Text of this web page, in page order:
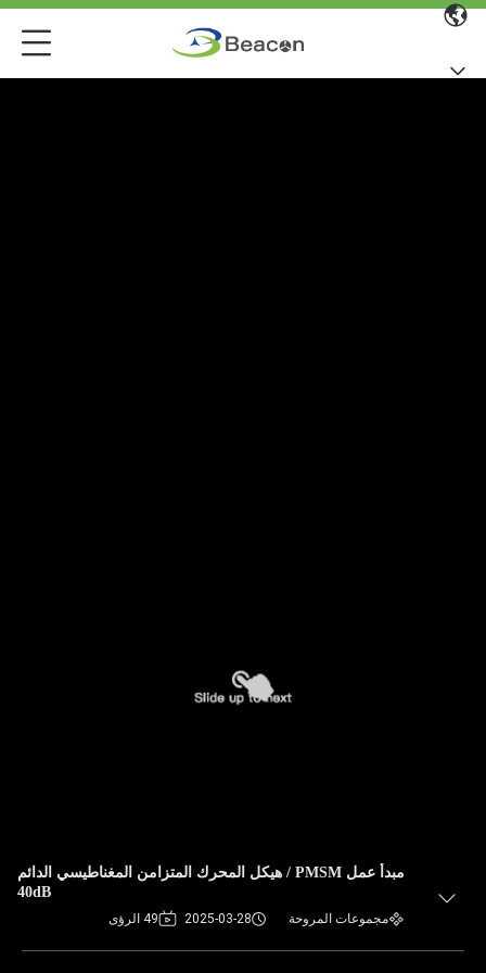
مبدأ عمل PMSM / هيكل المحرك المتزامن المغناطيسي الدائم
40dB
مجموعات المروحة 2025-03-28 49 الرؤى